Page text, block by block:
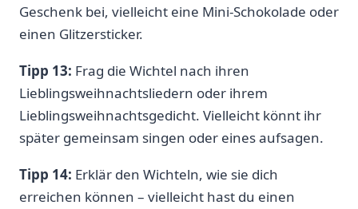
Geschenk bei, vielleicht eine Mini-Schokolade oder
einen Glitzersticker.
Tipp 13: Frag die Wichtel nach ihren
Lieblingsweihnachtsliedern oder ihrem
Lieblingsweihnachtsgedicht. Vielleicht könnt ihr
später gemeinsam singen oder eines aufsagen.
Tipp 14: Erklär den Wichteln, wie sie dich
erreichen können – vielleicht hast du einen